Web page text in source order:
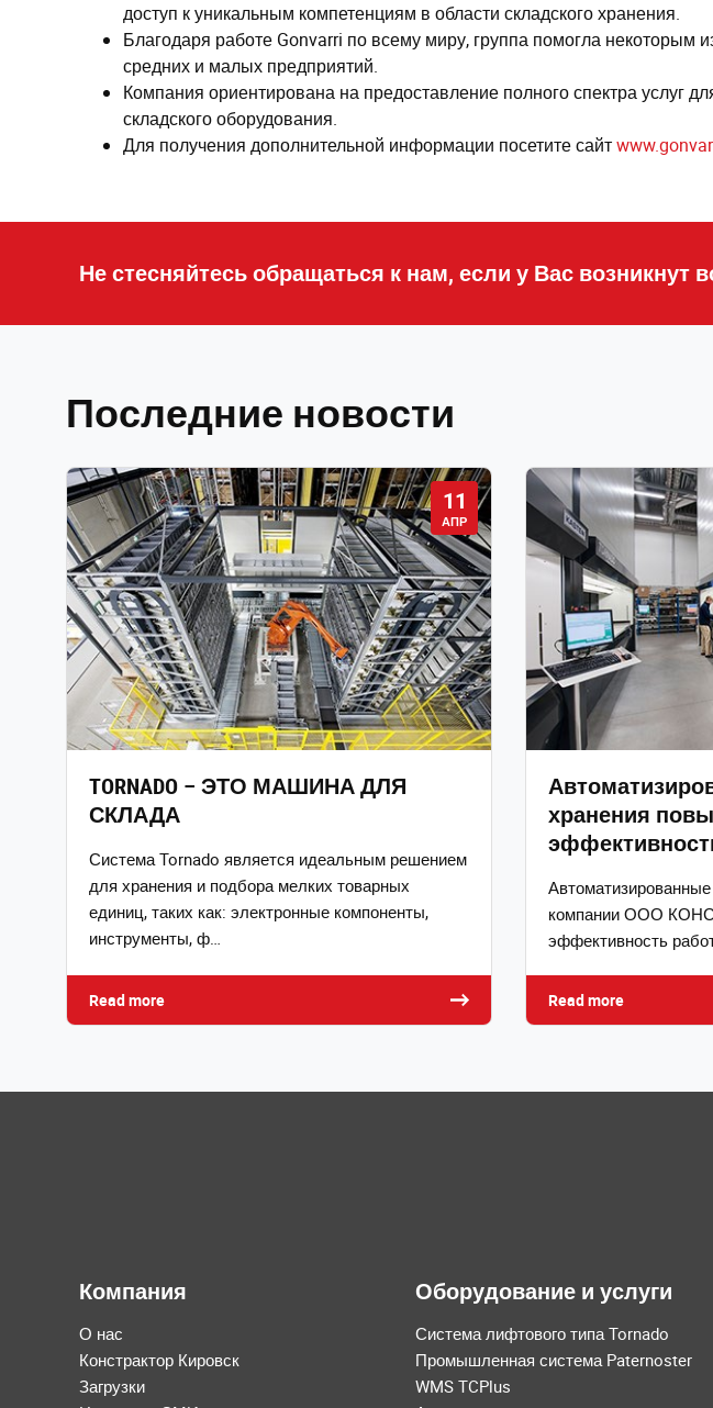
доступ к уникальным компетенциям в области складского хранения.
Благодаря работе Gonvarri по всему миру, группа помогла
средних и малых предприятий.
Компания ориентирована на предоставление полного спектра услуг
складского оборудования.
Для получения дополнительной информации посетите сайт
Не стесняйтесь обращаться к нам, если у Вас возникнут
Последние новости
11
АПР
TORNADO – ЭТО МАШИНА ДЛЯ
СКЛАДА
Система Tornado является идеальным решением
для хранения и подбора мелких товарных
единиц, таких как: электронные компоненты,
инструменты, ф…
Read more
хранения
компании ООО
эффективность
Read more
Компания
О нас
Констрактор Кировск
Загрузки
Оборудование и услуги
Система лифтового типа Tornado
Промышленная система Paternoster
WMS TCPlus